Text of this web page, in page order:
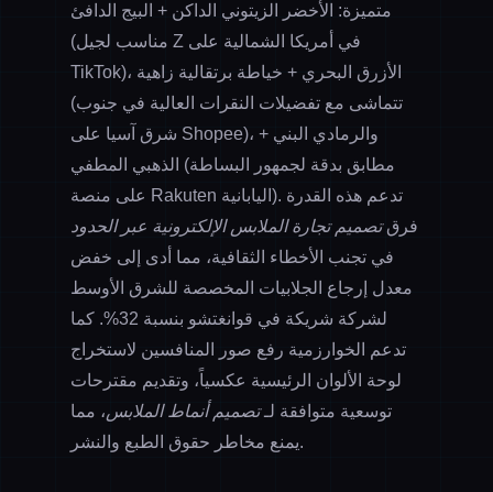
متميزة: الأخضر الزيتوني الداكن + البيج الدافئ
(مناسب لجيل Z في أمريكا الشمالية على
TikTok)، الأزرق البحري + خياطة برتقالية زاهية
(تتماشى مع تفضيلات النقرات العالية في جنوب
شرق آسيا على Shopee)، والرمادي البني +
الذهبي المطفي (مطابق بدقة لجمهور البساطة
على منصة Rakuten اليابانية). تدعم هذه القدرة
فرقتصميم تجارة الملابس الإلكترونية عبر الحدود
في تجنب الأخطاء الثقافية، مما أدى إلى خفض
معدل إرجاع الجلابيات المخصصة للشرق الأوسط
لشركة شريكة في قوانغتشو بنسبة 32%. كما
تدعم الخوارزمية رفع صور المنافسين لاستخراج
لوحة الألوان الرئيسية عكسياً، وتقديم مقترحات
توسعية متوافقة لـتصميم أنماط الملابس، مما
يمنع مخاطر حقوق الطبع والنشر.